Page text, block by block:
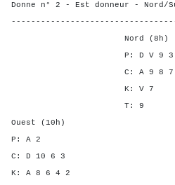
Donne n° 2 - Est donneur - Nord/
Nord (8h)
P: D V
C: A 9 8
K: V
T:
Ouest (10h)
P: A 2
C: D
K: A 8 6